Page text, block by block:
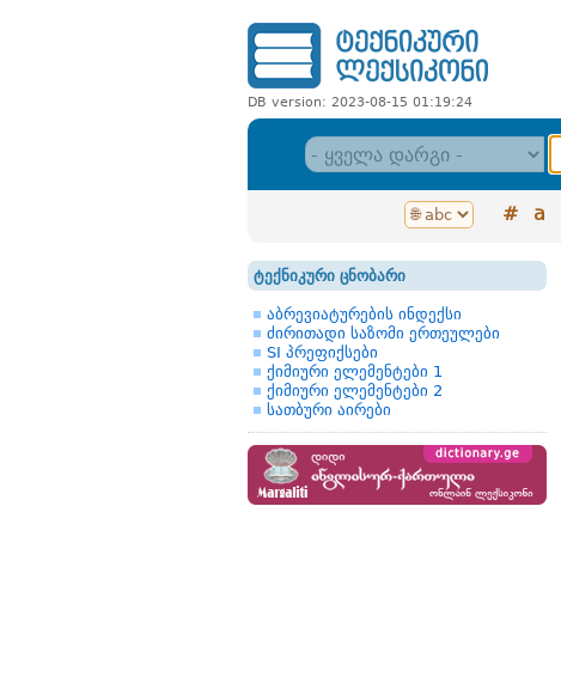
DB version: 2023-08-15 01:19:24
# a
ტექნიკური ცნობარი
აბრევიატურების ინდექსი
ძირითადი საზომი ერთეულები
SI პრეფიქსები
ქიმიური ელემენტები 1
ქიმიური ელემენტები 2
სათბური აირები